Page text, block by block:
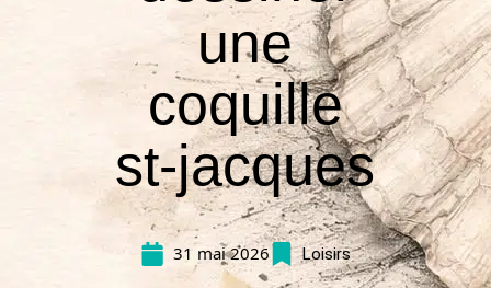
une
coquille
st-jacques
31 mai 2026 Loisirs